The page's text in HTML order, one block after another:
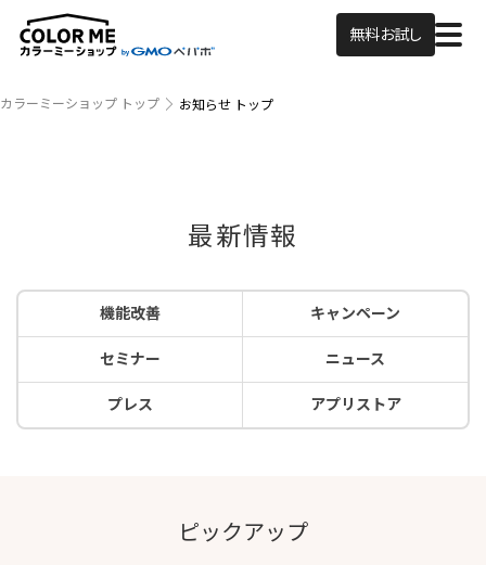
無料お試し
カラーミーショップ トップ お知らせ トップ
最新情報
機能改善 キャンペーン
セミナー ニュース
プレス アプリストア
ピックアップ